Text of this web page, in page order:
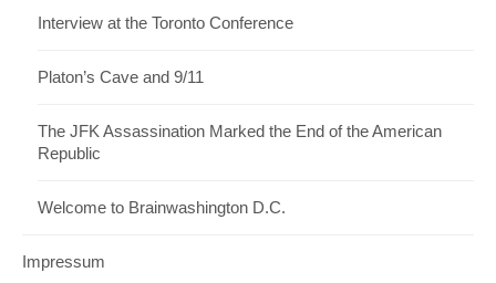
Interview at the Toronto Conference
Platon’s Cave and 9/11
The JFK Assassination Marked the End of the American
Republic
Welcome to Brainwashington D.C.
Impressum